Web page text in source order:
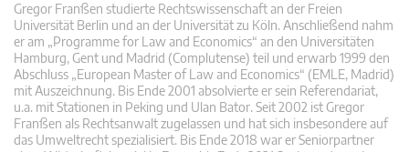
Gregor Franßen studierte Rechtswissenschaft an der Freien
Universität Berlin und an der Universität zu Köln. Anschließend nahm
er am „Programme for Law and Economics“ an den Universitäten
Hamburg, Gent und Madrid (Complutense) teil und erwarb 1999 den
Abschluss „European Master of Law and Economics“ (EMLE, Madrid)
mit Auszeichnung. Bis Ende 2001 absolvierte er sein Referendariat,
u.a. mit Stationen in Peking und Ulan Bator. Seit 2002 ist Gregor
Franßen als Rechtsanwalt zugelassen und hat sich insbesondere auf
das Umweltrecht spezialisiert. Bis Ende 2018 war er Seniorpartner